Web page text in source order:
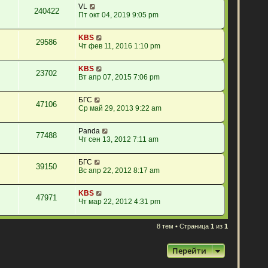
240422
VL
Пт окт 04, 2019 9:05 pm
29586
KBS
Чт фев 11, 2016 1:10 pm
23702
KBS
Вт апр 07, 2015 7:06 pm
47106
БГС
Ср май 29, 2013 9:22 am
77488
Panda
Чт сен 13, 2012 7:11 am
39150
БГС
Вс апр 22, 2012 8:17 am
47971
KBS
Чт мар 22, 2012 4:31 pm
8 тем • Страница 1 из 1
Перейти